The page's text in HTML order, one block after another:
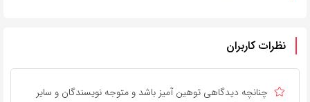
نظرات کاربران
چنانچه دیدگاهی توهین آمیز باشد و متوجه نویسندگان و سایر